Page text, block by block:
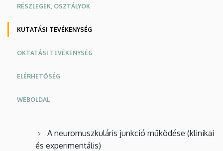
RÉSZLEGEK, OSZTÁLYOK
KUTATÁSI TEVÉKENYSÉG
OKTATÁSI TEVÉKENYSÉG
ELÉRHETŐSÉG
WEBOLDAL
A neuromuszkuláris junkció működése (klinikai
és experimentális)